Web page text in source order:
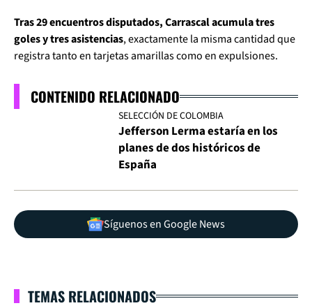
Tras 29 encuentros disputados, Carrascal acumula tres
goles y tres asistencias, exactamente la misma cantidad que
registra tanto en tarjetas amarillas como en expulsiones.
CONTENIDO RELACIONADO
SELECCIÓN DE COLOMBIA
Jefferson Lerma estaría en los
planes de dos históricos de
España
Síguenos en Google News
TEMAS RELACIONADOS